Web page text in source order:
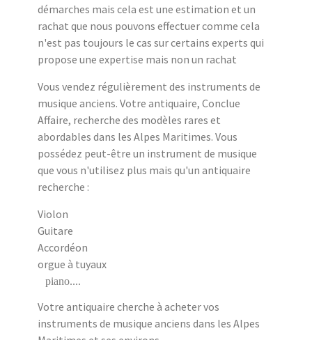
démarches mais cela est une estimation et un
rachat que nous pouvons effectuer comme cela
n'est pas toujours le cas sur certains experts qui
propose une expertise mais non un rachat
Vous vendez régulièrement des instruments de
musique anciens. Votre antiquaire, Conclue
Affaire, recherche des modèles rares et
abordables dans les Alpes Maritimes. Vous
possédez peut-être un instrument de musique
que vous n'utilisez plus mais qu'un antiquaire
recherche :
Violon
Guitare
Accordéon
orgue à tuyaux
piano....
Votre antiquaire cherche à acheter vos
instruments de musique anciens dans les Alpes